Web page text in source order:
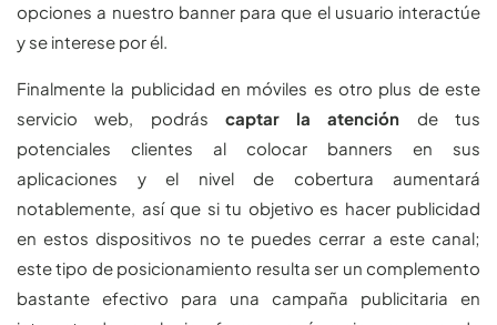
opciones a nuestro banner para que el usuario interactúe
y se interese por él.
Finalmente la publicidad en móviles es otro plus de este
servicio web, podrás captar la atención de tus
potenciales clientes al colocar banners en sus
aplicaciones y el nivel de cobertura aumentará
notablemente, así que si tu objetivo es hacer publicidad
en estos dispositivos no te puedes cerrar a este canal;
este tipo de posicionamiento resulta ser un complemento
bastante efectivo para una campaña publicitaria en